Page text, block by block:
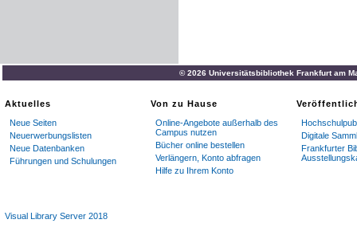
© 2026 Universitätsbibliothek Frankfurt am
Aktuelles
Neue Seiten
Neuerwerbungslisten
Neue Datenbanken
Führungen und Schulungen
Von zu Hause
Online-Angebote außerhalb des
Campus nutzen
Bücher online bestellen
Verlängern, Konto abfragen
Hilfe zu Ihrem Konto
Digitale
Frankfurter
Visual Library Server 2018